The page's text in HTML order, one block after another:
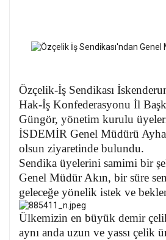
Özçelik-İş Sendikası
Hak-İş Konfederasyonu İl
Güngör, yönetim kurulu
İSDEMİR Genel Müdürü
olsun ziyaretinde bulundu.
Sendika üyelerini samimi bir
Genel Müdür Akın, bir süre
geleceğe yönelik istek ve
Ülkemizin en büyük demir
aynı anda uzun ve yassı çelik